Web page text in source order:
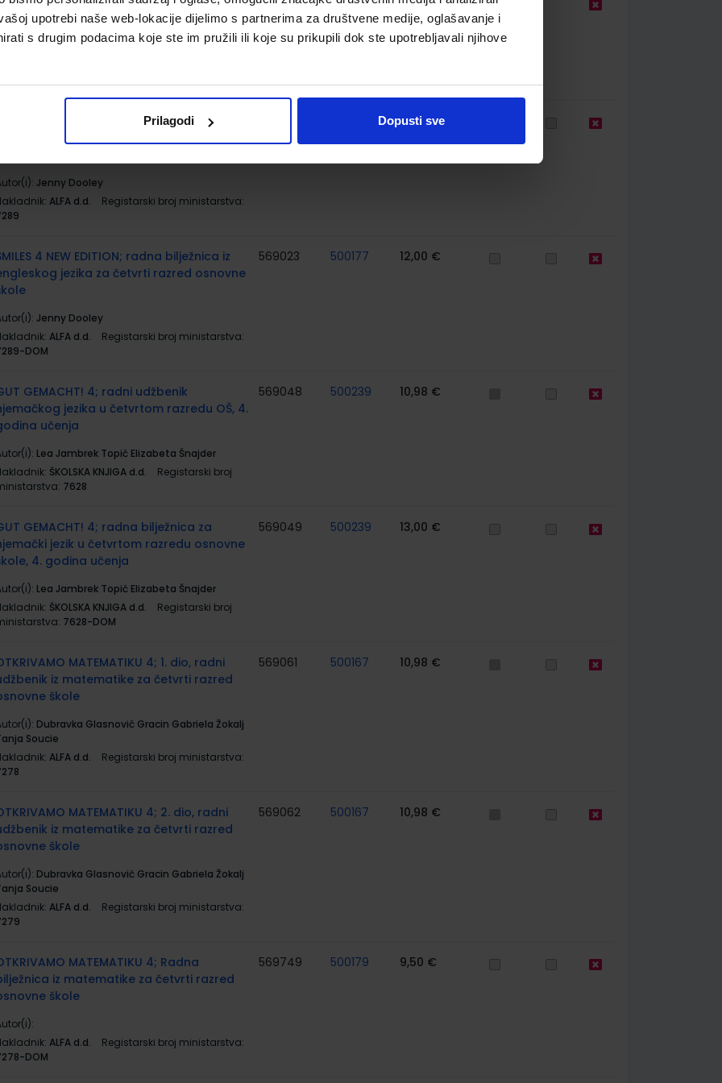
upotrebi naše web-lokacije dijelimo s partnerima za društvene medije, oglašavanje i
s drugim podacima koje ste im pružili ili koje su prikupili dok ste upotrebljavali njihove
Prilagodi Dopusti sve
u četvrtom razredu osnovne škole
Sonja Ivić Marija Krmpotić
4 NEW EDITION; udžbenik iz
jezika za četvrti razred osnovne
Jenny Dooley
ALFA d.d.
Registarski broj ministarstva:
10,98 €
4 NEW EDITION; radna bilježnica iz
jezika za četvrti razred osnovne
Jenny Dooley
ALFA d.d.
Registarski broj ministarstva:
DOM
569023 500177 12,00 €
GEMACHT! 4; radni udžbenik
jezika u četvrtom razredu OŠ, 4.
učenja
Lea Jambrek Topić Elizabeta Šnajder
ŠKOLSKA KNJIGA d.d.
Registarski broj
7628
569048 500239 10,98 €
GEMACHT! 4; radna bilježnica za
jezik u četvrtom razredu osnovne
4. godina učenja
Lea Jambrek Topić Elizabeta Šnajder
ŠKOLSKA KNJIGA d.d.
Registarski broj
7628-DOM
569049 500239 13,00 €
MATEMATIKU 4; 1. dio, radni
iz matematike za četvrti razred
škole
Dubravka Glasnović Gracin Gabriela Žokalj
Soucie
ALFA d.d.
Registarski broj ministarstva:
569061 500167 10,98 €
MATEMATIKU 4; 2. dio, radni
iz matematike za četvrti razred
škole
Dubravka Glasnović Gracin Gabriela Žokalj
Soucie
ALFA d.d.
Registarski broj ministarstva:
569062 500167 10,98 €
MATEMATIKU 4; Radna
iz matematike za četvrti razred
škole
ALFA d.d.
Registarski broj ministarstva:
DOM
569749 500179 9,50 €